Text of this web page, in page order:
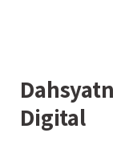
Digital